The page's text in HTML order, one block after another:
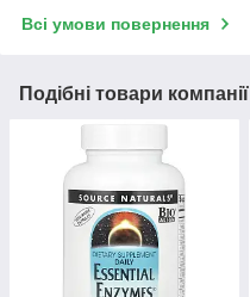
Всі умови повернення
Подібні товари компанії